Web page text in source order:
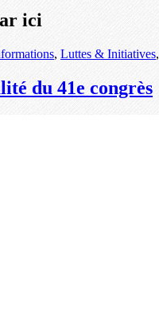
ici
, Luttes & Initiatives,
du 41e congrès